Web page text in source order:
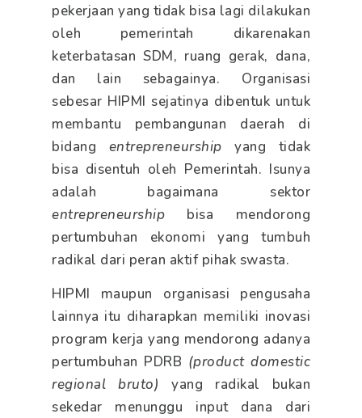
pekerjaan yang tidak bisa lagi dilakukan
oleh pemerintah dikarenakan
keterbatasan SDM, ruang gerak, dana,
dan lain sebagainya. Organisasi
sebesar HIPMI sejatinya dibentuk untuk
membantu pembangunan daerah di
bidang entrepreneurship yang tidak
bisa disentuh oleh Pemerintah. Isunya
adalah bagaimana sektor
entrepreneurship bisa mendorong
pertumbuhan ekonomi yang tumbuh
radikal dari peran aktif pihak swasta.
HIPMI maupun organisasi pengusaha
lainnya itu diharapkan memiliki inovasi
program kerja yang mendorong adanya
pertumbuhan PDRB (product domestic
regional bruto) yang radikal bukan
sekedar menunggu input dana dari